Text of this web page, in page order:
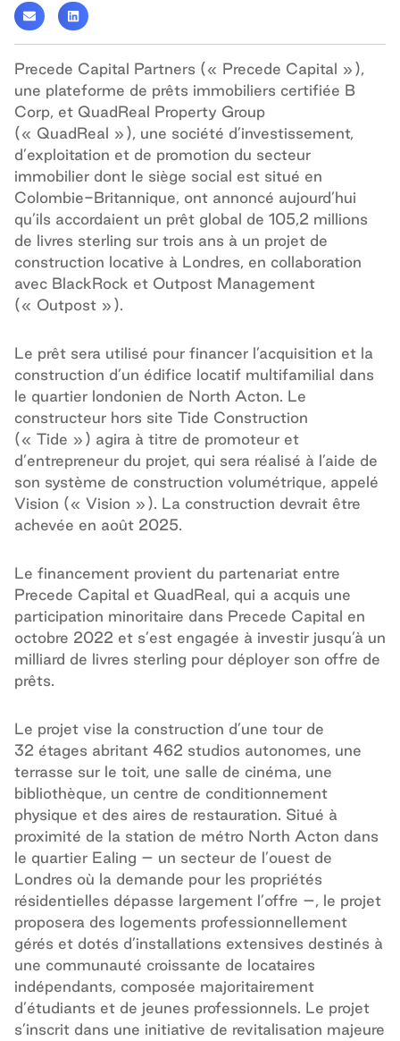
Precede Capital Partners (« Precede Capital »),
une plateforme de prêts immobiliers certifiée B
Corp, et QuadReal Property Group
(« QuadReal »), une société d’investissement,
d’exploitation et de promotion du secteur
immobilier dont le siège social est situé en
Colombie-Britannique, ont annoncé aujourd’hui
qu’ils accordaient un prêt global de 105,2 millions
de livres sterling sur trois ans à un projet de
construction locative à Londres, en collaboration
avec BlackRock et Outpost Management
(« Outpost »).
Le prêt sera utilisé pour financer l’acquisition et la
construction d’un édifice locatif multifamilial dans
le quartier londonien de North Acton. Le
constructeur hors site Tide Construction
(« Tide ») agira à titre de promoteur et
d’entrepreneur du projet, qui sera réalisé à l’aide de
son système de construction volumétrique, appelé
Vision (« Vision »). La construction devrait être
achevée en août 2025.
Le financement provient du partenariat entre
Precede Capital et QuadReal, qui a acquis une
participation minoritaire dans Precede Capital en
octobre 2022 et s’est engagée à investir jusqu’à un
milliard de livres sterling pour déployer son offre de
prêts.
Le projet vise la construction d’une tour de
32 étages abritant 462 studios autonomes, une
terrasse sur le toit, une salle de cinéma, une
bibliothèque, un centre de conditionnement
physique et des aires de restauration. Situé à
proximité de la station de métro North Acton dans
le quartier Ealing – un secteur de l’ouest de
Londres où la demande pour les propriétés
résidentielles dépasse largement l’offre –, le projet
proposera des logements professionnellement
gérés et dotés d’installations extensives destinés à
une communauté croissante de locataires
indépendants, composée majoritairement
d’étudiants et de jeunes professionnels. Le projet
s’inscrit dans une initiative de revitalisation majeure